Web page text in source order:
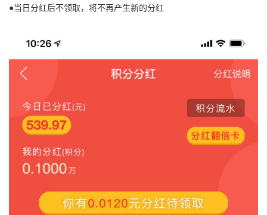
●当日分红后不领取，将不再产生新的分红